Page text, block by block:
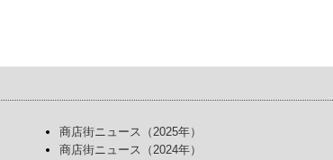
商店街ニュース（2025年）
商店街ニュース（2024年）